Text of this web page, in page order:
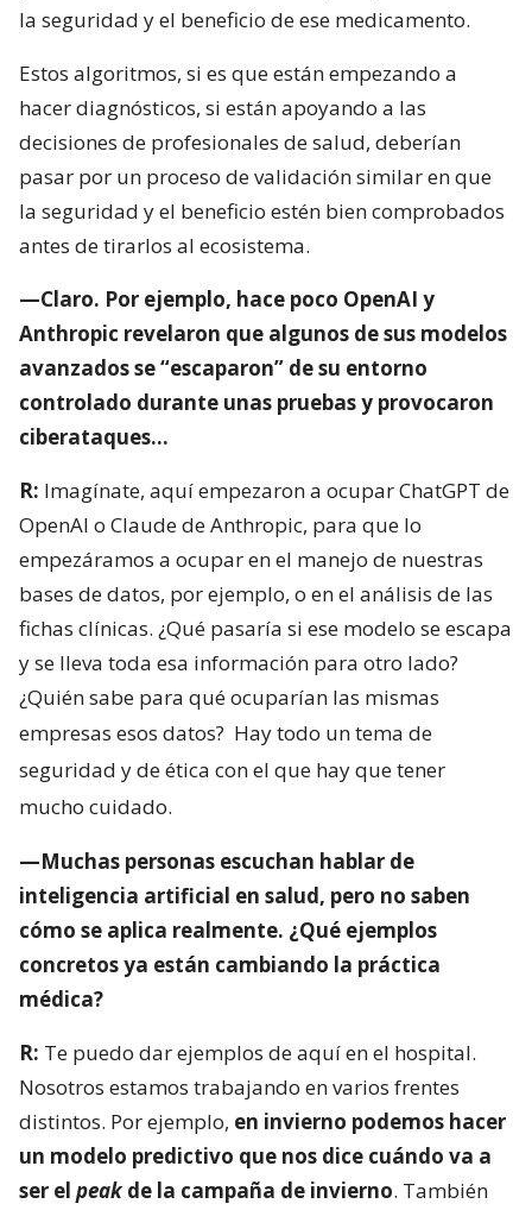
la seguridad y el beneficio de ese medicamento.
Estos algoritmos, si es que están empezando a
hacer diagnósticos, si están apoyando a las
decisiones de profesionales de salud, deberían
pasar por un proceso de validación similar en que
la seguridad y el beneficio estén bien comprobados
antes de tirarlos al ecosistema.
—Claro. Por ejemplo, hace poco OpenAI y
Anthropic revelaron que algunos de sus modelos
avanzados se “escaparon” de su entorno
controlado durante unas pruebas y provocaron
ciberataques…
R: Imagínate, aquí empezaron a ocupar ChatGPT de
OpenAI o Claude de Anthropic, para que lo
empezáramos a ocupar en el manejo de nuestras
bases de datos, por ejemplo, o en el análisis de las
fichas clínicas. ¿Qué pasaría si ese modelo se escapa
y se lleva toda esa información para otro lado?
¿Quién sabe para qué ocuparían las mismas
empresas esos datos? Hay todo un tema de
seguridad y de ética con el que hay que tener
mucho cuidado.
—Muchas personas escuchan hablar de
inteligencia artificial en salud, pero no saben
cómo se aplica realmente. ¿Qué ejemplos
concretos ya están cambiando la práctica
médica?
R: Te puedo dar ejemplos de aquí en el hospital.
Nosotros estamos trabajando en varios frentes
distintos. Por ejemplo, en invierno podemos hacer
un modelo predictivo que nos dice cuándo va a
ser el peakde la campaña de invierno. También